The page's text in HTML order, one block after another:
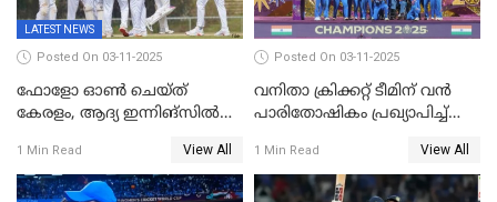
LATEST NEWS
Posted On 03-11-2025
ഫോളോ ഓൺ ചെയ്ത്
കേരളം, ആദ്യ ഇന്നിങ്സിൽ
രഞ്ജിയിൽ കർണാടകയ്ക്ക്
കൂറ്റൻ ലീഡ്
1 Min Read View All
Posted On 03-11-2025
വനിതാ ക്രിക്കറ്റ് ടീമിന് വൻ
പാരിതോഷികം പ്രഖ്യാപിച്ച്
1 Min Read View All